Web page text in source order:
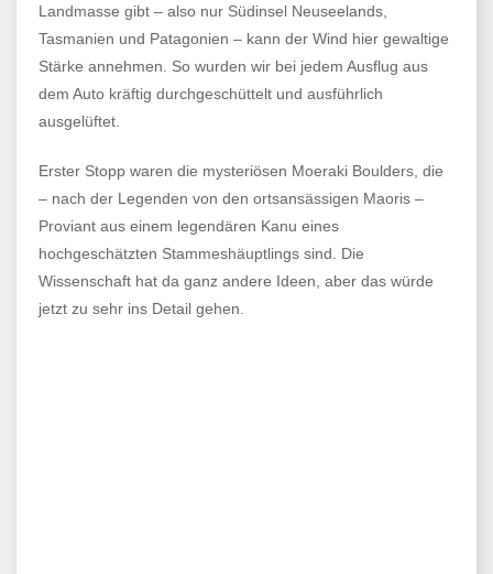
Landmasse gibt – also nur Südinsel Neuseelands,
Tasmanien und Patagonien – kann der Wind hier gewaltige
Stärke annehmen. So wurden wir bei jedem Ausflug aus
dem Auto kräftig durchgeschüttelt und ausführlich
ausgelüftet.
Erster Stopp waren die mysteriösen Moeraki Boulders, die
– nach der Legenden von den ortsansässigen Maoris –
Proviant aus einem legendären Kanu eines
hochgeschätzten Stammeshäuptlings sind. Die
Wissenschaft hat da ganz andere Ideen, aber das würde
jetzt zu sehr ins Detail gehen.